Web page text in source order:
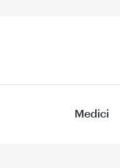
Medici